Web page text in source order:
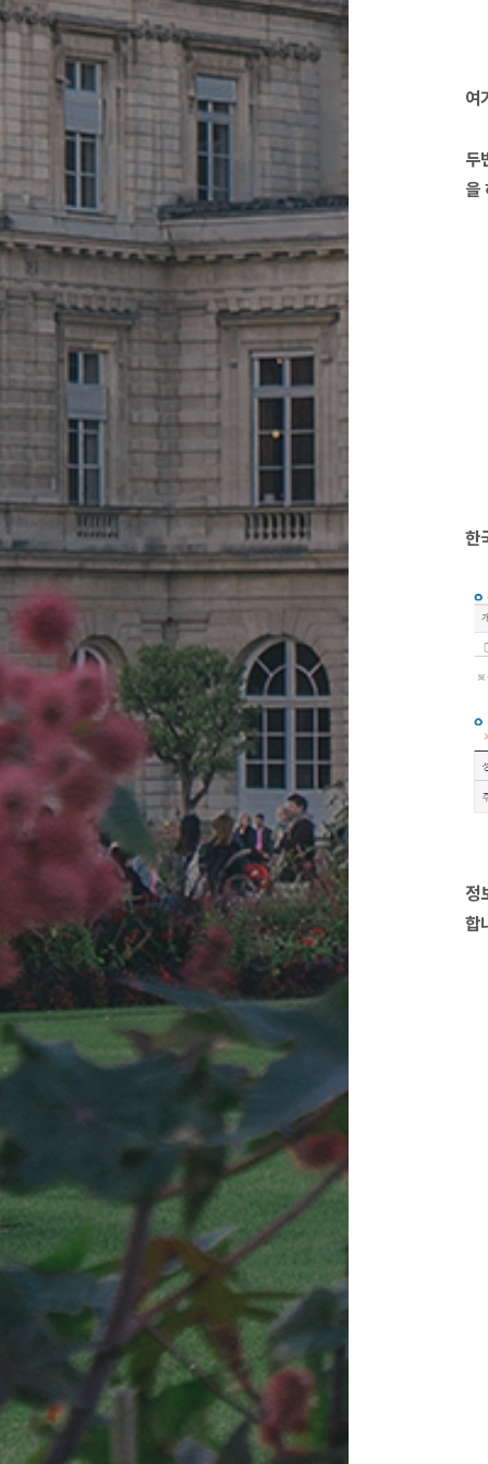
여
두
을
한
정
합